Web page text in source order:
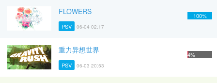
FLOWERS
PSV 06-04 02:17
100%
重力异想世界
PSV 06-03 20:53
4%